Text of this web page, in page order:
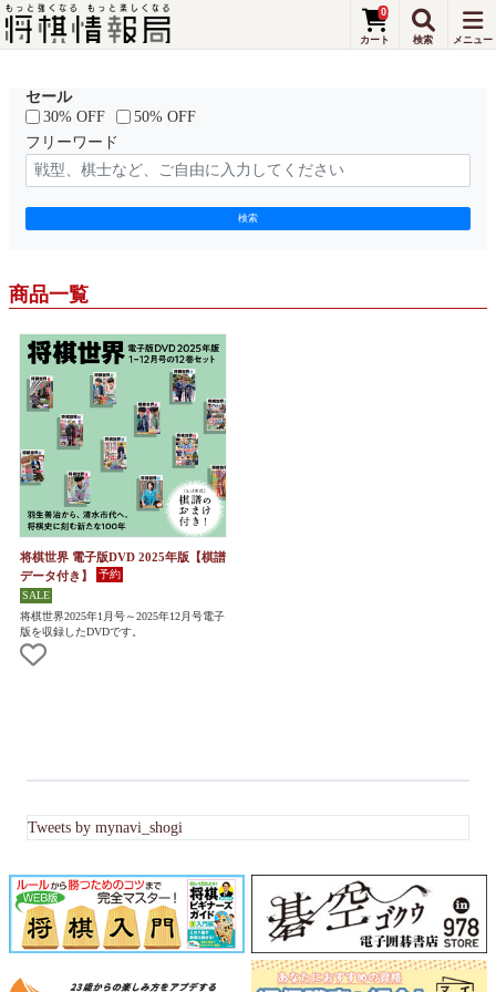
0
セール
30% OFF
50% OFF
フリーワード
検索
商品一覧
将棋世界 電子版DVD 2025年版【棋譜
データ付き】
将棋世界2025年1月号～2025年12月号電子
版を収録したDVDです。
Tweets by mynavi_shogi